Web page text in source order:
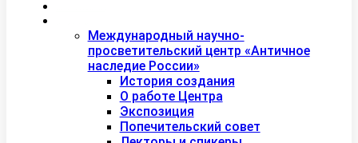
Международный научно-
просветительский центр «Античное
наследие России»
История создания
О работе Центра
Экспозиция
Попечительский совет